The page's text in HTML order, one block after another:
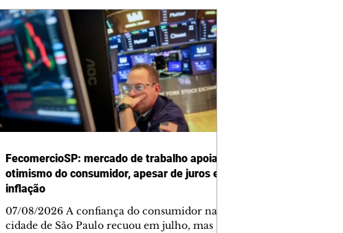
FecomercioSP: mercado de trabalho apoia
otimismo do consumidor, apesar de juros e
inflação
07/08/2026 A confiança do consumidor na
cidade de São Paulo recuou em julho, mas